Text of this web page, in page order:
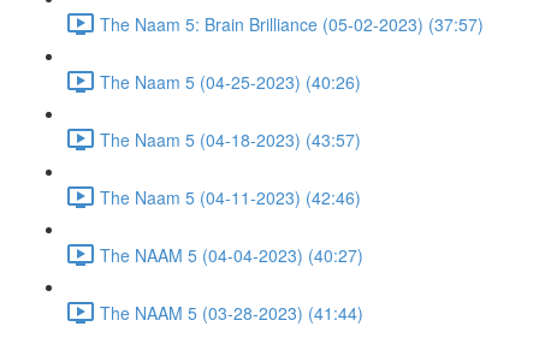
The Naam 5: Brain Brilliance (05-02-2023) (37:57)
The Naam 5 (04-25-2023) (40:26)
The Naam 5 (04-18-2023) (43:57)
The Naam 5 (04-11-2023) (42:46)
The NAAM 5 (04-04-2023) (40:27)
The NAAM 5 (03-28-2023) (41:44)